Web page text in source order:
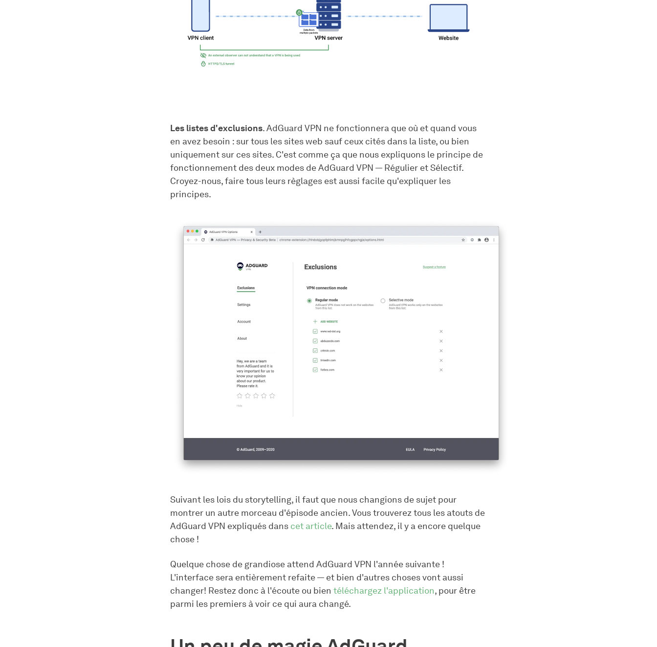
Les listes d'exclusions. AdGuard VPN ne fonctionnera que où et quand vous
en avez besoin : sur tous les sites web sauf ceux cités dans la liste, ou bien
uniquement sur ces sites. C'est comme ça que nous expliquons le principe de
fonctionnement des deux modes de AdGuard VPN — Régulier et Sélectif.
Croyez-nous, faire tous leurs règlages est aussi facile qu'expliquer les
principes.
Suivant les lois du storytelling, il faut que nous changions de sujet pour
montrer un autre morceau d'épisode ancien. Vous trouverez tous les atouts de
AdGuard VPN expliqués dans cet article. Mais attendez, il y a encore quelque
chose !
Quelque chose de grandiose attend AdGuard VPN l'année suivante !
L'interface sera entièrement refaite — et bien d'autres choses vont aussi
changer! Restez donc à l'écoute ou bien téléchargez l'application, pour être
parmi les premiers à voir ce qui aura changé.